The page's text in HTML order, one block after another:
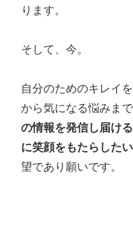
ります。
そして、今。
自分のためのキレイ
から気になる悩みまで
の情報を発信し届け
に笑顔をもたらしたい
望であり願いです。